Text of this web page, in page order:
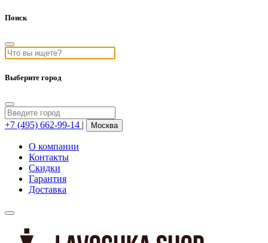
Поиск
Выберите город
+7 (495) 662-99-14 | Москва
О компании
Контакты
Скидки
Гарантия
Доставка